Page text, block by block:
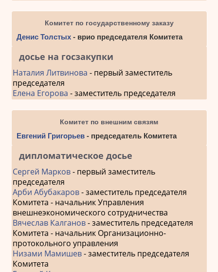
Комитет по государственному заказу
Денис Толстых- врио председателя Комитета
досье на госзакупки
Наталия Литвинова - первый заместитель
председателя
Елена Егорова - заместитель председателя
Комитет по внешним связям
Евгений Григорьев- председатель Комитета
дипломатическое досье
Сергей Марков- первый заместитель
председателя
Арби Абубакаров- заместитель председателя
Комитета - начальник Управления
внешнеэкономического сотрудничества
Вячеслав Калганов- заместитель председателя
Комитета - начальник Организационно-
протокольного управления
Низами Мамишев- заместитель председателя
Комитета